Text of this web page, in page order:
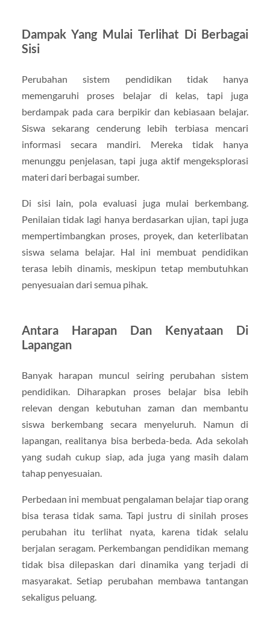
Dampak Yang Mulai Terlihat Di Berbagai
Sisi
Perubahan sistem pendidikan tidak hanya
memengaruhi proses belajar di kelas, tapi juga
berdampak pada cara berpikir dan kebiasaan belajar.
Siswa sekarang cenderung lebih terbiasa mencari
informasi secara mandiri. Mereka tidak hanya
menunggu penjelasan, tapi juga aktif mengeksplorasi
materi dari berbagai sumber.
Di sisi lain, pola evaluasi juga mulai berkembang.
Penilaian tidak lagi hanya berdasarkan ujian, tapi juga
mempertimbangkan proses, proyek, dan keterlibatan
siswa selama belajar. Hal ini membuat pendidikan
terasa lebih dinamis, meskipun tetap membutuhkan
penyesuaian dari semua pihak.
Antara Harapan Dan Kenyataan Di
Lapangan
Banyak harapan muncul seiring perubahan sistem
pendidikan. Diharapkan proses belajar bisa lebih
relevan dengan kebutuhan zaman dan membantu
siswa berkembang secara menyeluruh. Namun di
lapangan, realitanya bisa berbeda-beda. Ada sekolah
yang sudah cukup siap, ada juga yang masih dalam
tahap penyesuaian.
Perbedaan ini membuat pengalaman belajar tiap orang
bisa terasa tidak sama. Tapi justru di sinilah proses
perubahan itu terlihat nyata, karena tidak selalu
berjalan seragam. Perkembangan pendidikan memang
tidak bisa dilepaskan dari dinamika yang terjadi di
masyarakat. Setiap perubahan membawa tantangan
sekaligus peluang.